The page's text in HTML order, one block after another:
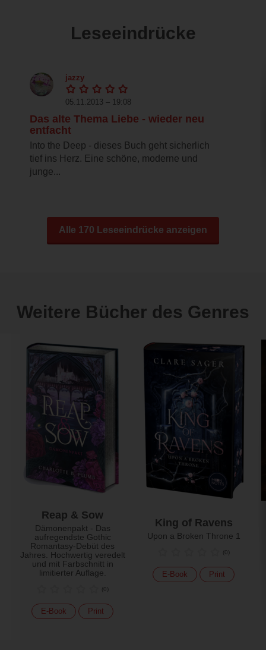
Leseeindrücke
jazzy
05.11.2013 – 19:08
Das alte Thema Liebe - wieder neu
entfacht
Into the Deep - dieses Buch geht sicherlich
tief ins Herz. Eine schöne, moderne und
junge...
Alle 170 Leseeindrücke anzeigen
Weitere Bücher des Genres
Reap & Sow
Dämonenpakt - Das
aufregendste Gothic
Romantasy-Debüt des
Jahres. Hochwertig veredelt
und mit Farbschnitt in
limitierter Auflage.
(0)
E-Book Print
King of Ravens
Upon a Broken Throne 1
(0)
E-Book Print